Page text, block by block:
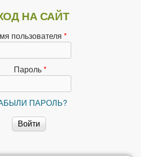
НА САЙТ
пользователя *
Пароль*
ПАРОЛЬ?